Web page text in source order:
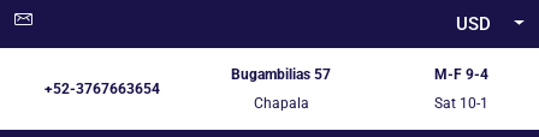
USD
+52-3767663654
Bugambilias 57
Chapala
M-F 9-4
Sat 10-1